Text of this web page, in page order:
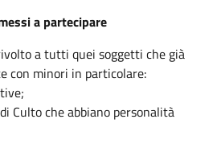
a partecipare
a tutti quei soggetti che già
con minori in particolare:
Culto che abbiano personalità